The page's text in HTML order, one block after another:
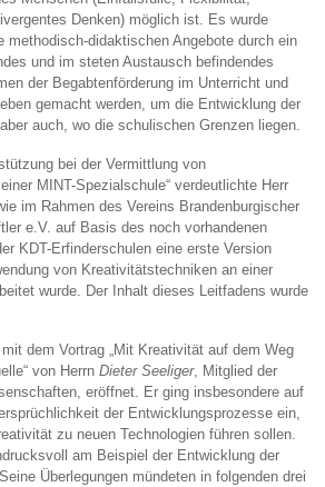
Denken) möglich ist. Es wurde
methodisch-didaktischen Angebote durch ein
und im steten Austausch befindendes
der Begabtenförderung im Unterricht und
gemacht werden, um die Entwicklung der
auch, wo die schulischen Grenzen liegen.
bei der Vermittlung von
MINT-Spezialschule“ verdeutlichte Herr
wie im Rahmen des Vereins Brandenburgischer
e.V. auf Basis des noch vorhandenen
KDT-Erfinderschulen eine erste Version
von Kreativitätstechniken an einer
wurde. Der Inhalt dieses Leitfadens wurde
dem Vortrag „Mit Kreativität auf dem Weg
von HerrnDieter Seeliger, Mitglied der
eröffnet. Er ging insbesondere auf
der Entwicklungsprozesse ein,
zu neuen Technologien führen sollen.
am Beispiel der Entwicklung der
Überlegungen mündeten in folgenden drei